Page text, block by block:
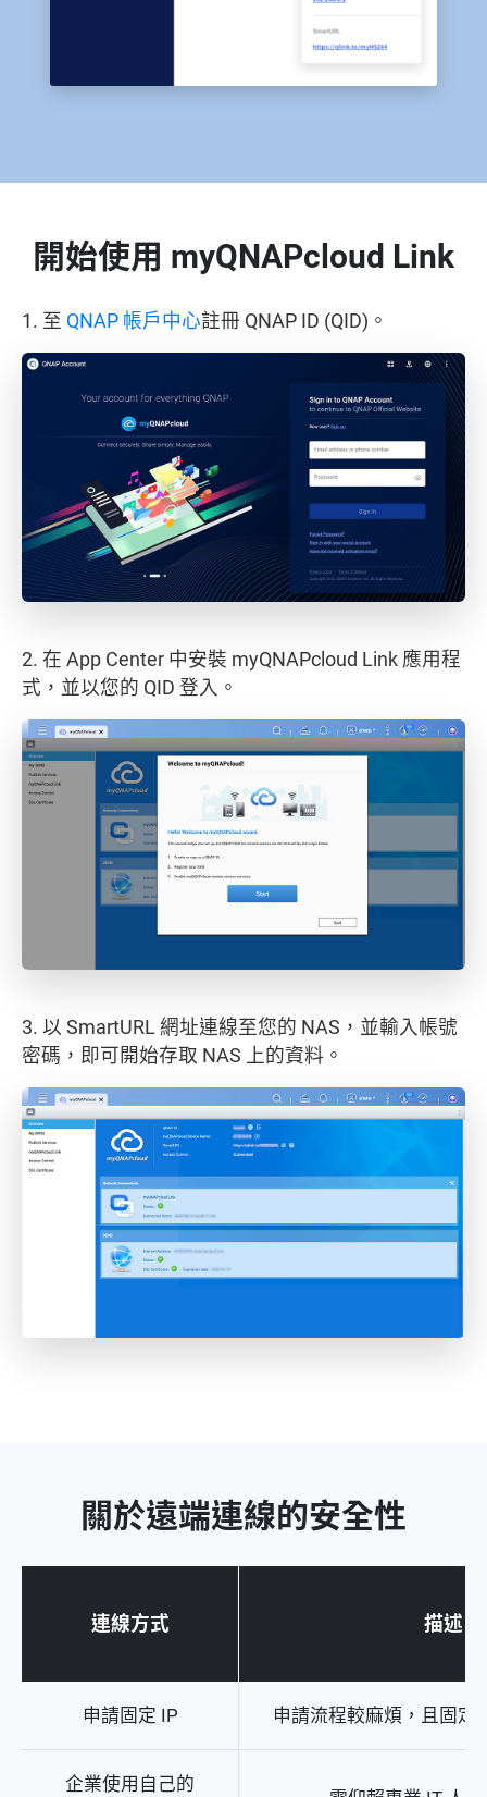
開始使用 myQNAPcloud Link
1. 至 QNAP 帳戶中心註冊 QNAP ID (QID)。
2. 在 App Center 中安裝 myQNAPcloud Link 應用程
式，並以您的 QID 登入。
3. 以 SmartURL 網址連線至您的 NAS，並輸入帳號
密碼，即可開始存取 NAS 上的資料。
關於遠端連線的安全性
連線方式 描述
申請固定 IP 申請流程較麻煩，且固定
企業使用自己的